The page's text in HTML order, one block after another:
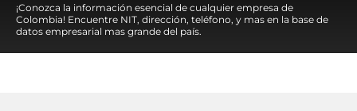
¡Conozca la información esencial de cualquier empresa de
Colombia! Encuentre NIT, dirección, teléfono, y mas en la base de
datos empresarial mas grande del país.